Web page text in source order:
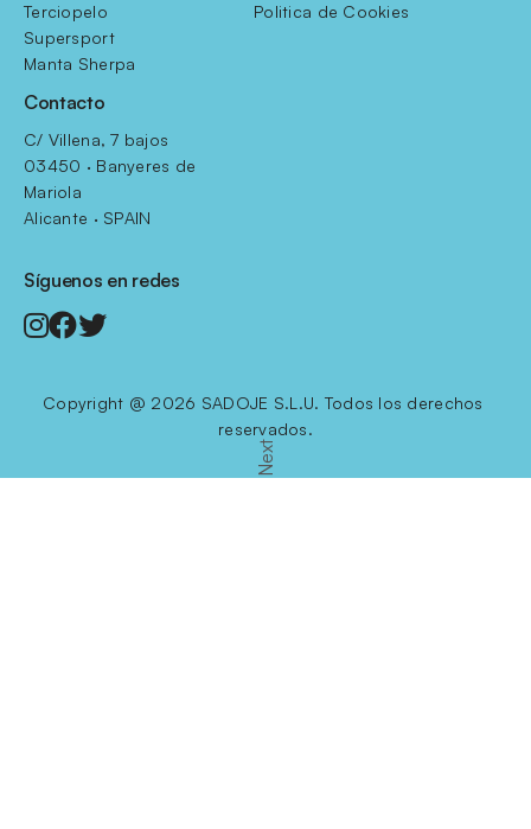
Next
Terciopelo
Supersport
Manta Sherpa
Politica de Cookies
Contacto
C/ Villena, 7 bajos
03450 · Banyeres de
Mariola
Alicante · SPAIN
Síguenos en redes
Copyright @ 2026 SADOJE S.L.U. Todos los derechos
reservados.